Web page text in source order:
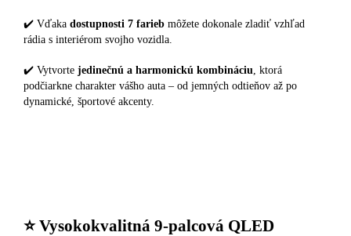
✔️ Vďaka dostupnosti 7 farieb môžete dokonale zladiť vzhľad
rádia s interiérom svojho vozidla.
✔️ Vytvorte jedinečnú a harmonickú kombináciu , ktorá
podčiarkne charakter vášho auta – od jemných odtieňov až po
dynamické, športové akcenty.
⭐️ Vysokokvalitná 9-palcová QLED